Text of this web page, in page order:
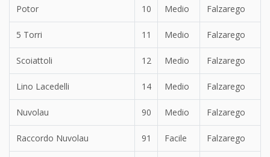
Potor 10 Medio Falzarego
5 Torri 11 Medio Falzarego
Scoiattoli 12 Medio Falzarego
Lino Lacedelli 14 Medio Falzarego
Nuvolau 90 Medio Falzarego
Raccordo Nuvolau 91 Facile Falzarego